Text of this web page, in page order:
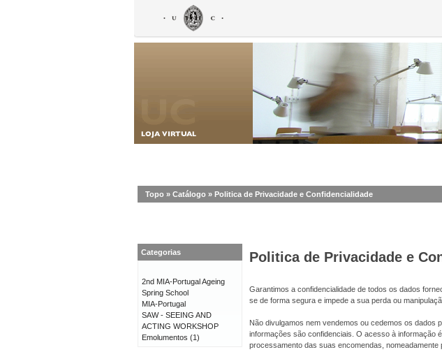
Topo » Catálogo » Politica de Privacidade e Confidencialidade
Politica de Privacidade e
Garantimos a confidencialidade de todos os dados
se de forma segura e impede a sua perda ou
Não divulgamos nem vendemos ou cedemos os dados
informações são confidenciais. O acesso à informação
processamento das suas encomendas,
Categorias
2nd MIA-Portugal Ageing
Spring School
MIA-Portugal
SAW - SEEING AND
ACTING WORKSHOP
Emolumentos (1)